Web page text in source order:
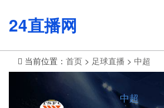
24直播网
当前位置： 首页 > 足球直播 > 中超
中超